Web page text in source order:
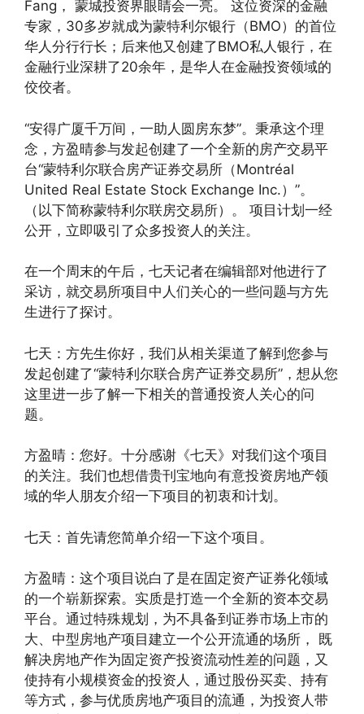
Fang， 蒙城投资界眼睛会一亮。 这位资深的金融
专家，30多岁就成为蒙特利尔银行（BMO）的首位
华人分行行长；后来他又创建了BMO私人银行，在
金融行业深耕了20余年，是华人在金融投资领域的
佼佼者。
“安得广厦千万间，一助人圆房东梦”。秉承这个理
念，方盈晴参与发起创建了一个全新的房产交易平
台“蒙特利尔联合房产证券交易所（Montréal
United Real Estate Stock Exchange Inc.）”。
（以下简称蒙特利尔联房交易所）。 项目计划一经
公开，立即吸引了众多投资人的关注。
在一个周末的午后，七天记者在编辑部对他进行了
采访，就交易所项目中人们关心的一些问题与方先
生进行了探讨。
七天：方先生你好，我们从相关渠道了解到您参与
发起创建了“蒙特利尔联合房产证券交易所”，想从您
这里进一步了解一下相关的普通投资人关心的问
题。
方盈晴：您好。十分感谢《七天》对我们这个项目
的关注。我们也想借贵刊宝地向有意投资房地产领
域的华人朋友介绍一下项目的初衷和计划。
七天：首先请您简单介绍一下这个项目。
方盈晴：这个项目说白了是在固定资产证券化领域
的一个崭新探索。实质是打造一个全新的资本交易
平台。通过特殊规划，为不具备到证券市场上市的
大、中型房地产项目建立一个公开流通的场所， 既
解决房地产作为固定资产投资流动性差的问题，又
使持有小规模资金的投资人，通过股份买卖、持有
等方式，参与优质房地产项目的流通，为投资人带